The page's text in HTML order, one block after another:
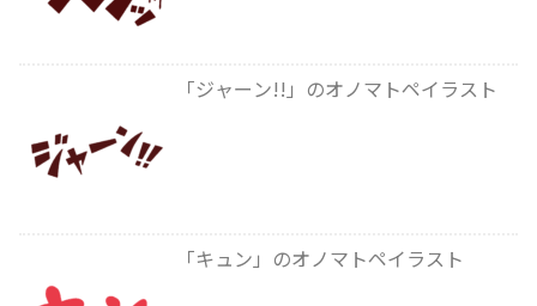
「ジャーン!!」のオノマトペイラスト
「キュン」のオノマトペイラスト